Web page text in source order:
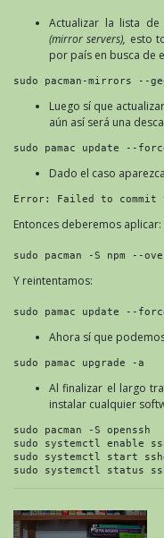
Actualizar la lista
(mirror servers), esto
por país en busca de
sudo pacman-mirrors --
Luego sí que
aún así será una
sudo pamac update --
Dado el caso
Error: Failed to commit
Entonces deberemos aplicar:
sudo pacman -S npm --
Y reintentamos:
sudo pamac update --
Ahora sí que
sudo pamac upgrade -a
Al finalizar el largo
instalar cualquier
sudo pacman -S openssh
sudo systemctl enable
sudo systemctl start
sudo systemctl status